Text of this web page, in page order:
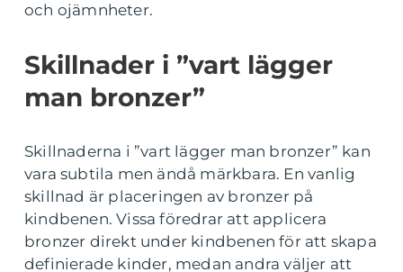
och ojämnheter.
Skillnader i ”vart lägger
man bronzer”
Skillnaderna i ”vart lägger man bronzer” kan
vara subtila men ändå märkbara. En vanlig
skillnad är placeringen av bronzer på
kindbenen. Vissa föredrar att applicera
bronzer direkt under kindbenen för att skapa
definierade kinder, medan andra väljer att